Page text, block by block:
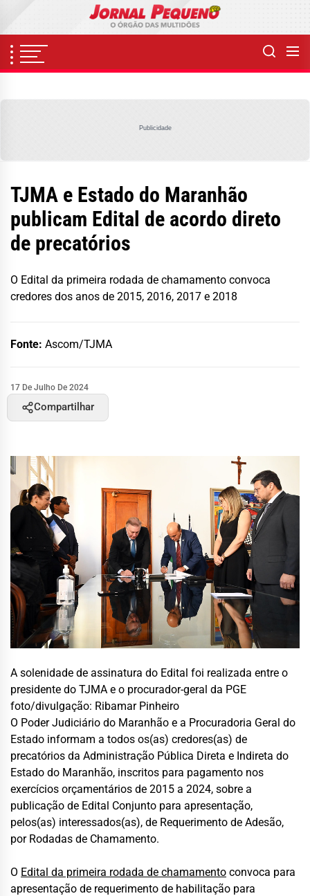
content
Publicidade
TJMA e Estado do Maranhão
publicam Edital de acordo direto
de precatórios
O Edital da primeira rodada de chamamento convoca
credores dos anos de 2015, 2016, 2017 e 2018
Fonte: Ascom/TJMA
17 De Julho De 2024
Compartilhar
A solenidade de assinatura do Edital foi realizada entre o
presidente do TJMA e o procurador-geral da PGE
foto/divulgação: Ribamar Pinheiro
O Poder Judiciário do Maranhão e a Procuradoria Geral do
Estado informam a todos os(as) credores(as) de
precatórios da Administração Pública Direta e Indireta do
Estado do Maranhão, inscritos para pagamento nos
exercícios orçamentários de 2015 a 2024, sobre a
publicação de Edital Conjunto para apresentação,
pelos(as) interessados(as), de Requerimento de Adesão,
por Rodadas de Chamamento.
O Edital da primeira rodada de chamamento convoca para
apresentação de requerimento de habilitação para